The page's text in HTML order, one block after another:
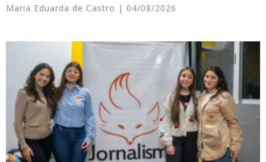
Maria Eduarda de Castro 04/08/2026